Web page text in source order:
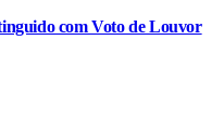
com Voto de Louvor